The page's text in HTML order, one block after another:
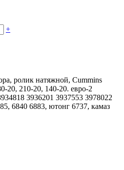
+
ролик натяжной, Cummins
20, 210-20, 140-20. евро-2
3936201 3937553 3978022
6840 6883, ютонг 6737, камаз